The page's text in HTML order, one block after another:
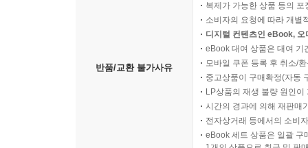
반품/교환 불가사유
복제가 가능한 상품 등의
소비자의 요청에 따라 개별
디지털 컨텐츠인 eBook,
eBook 대여 상품은 대여 기
모바일 쿠폰 등록 후 취소/
중고상품이 구매확정(자동
LP상품의 재생 불량 원인
시간의 경과에 의해 재판매
전자상거래 등에서의 소비
eBook 세트 상품은 일괄 구